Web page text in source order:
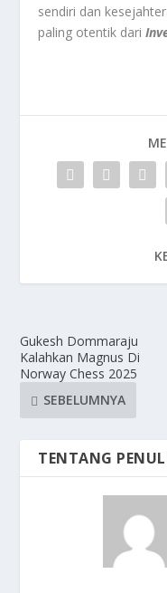
sendiri dan
paling otentik dari
Gukesh Dommaraju
Kalahkan Magnus Di
Norway Chess 2025
SEBELUMNYA
TENTANG